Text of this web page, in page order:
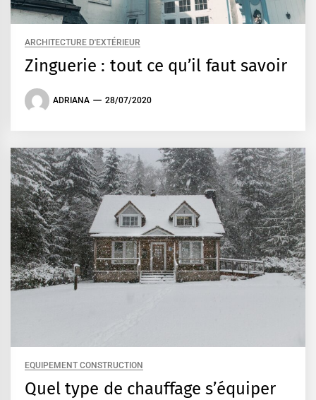
ARCHITECTURE D'EXTÉRIEUR
Zinguerie : tout ce qu’il faut savoir
ADRIANA 28/07/2020
EQUIPEMENT CONSTRUCTION
Quel type de chauffage s’équiper